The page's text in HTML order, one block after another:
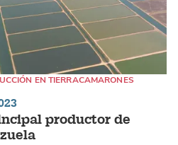
productor de
EN TIERRACAMARONES